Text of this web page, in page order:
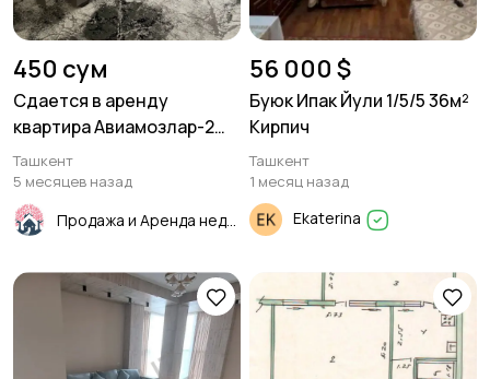
450 сум
Сдается в аренду
квартира Авиамозлар-2
1в2/3/5 45м²
Ташкент
5 месяцев назад
56 000 $
Буюк Ипак Йули 1/5/5 36м²
Кирпич
Ташкент
1 месяц назад
Ekaterina